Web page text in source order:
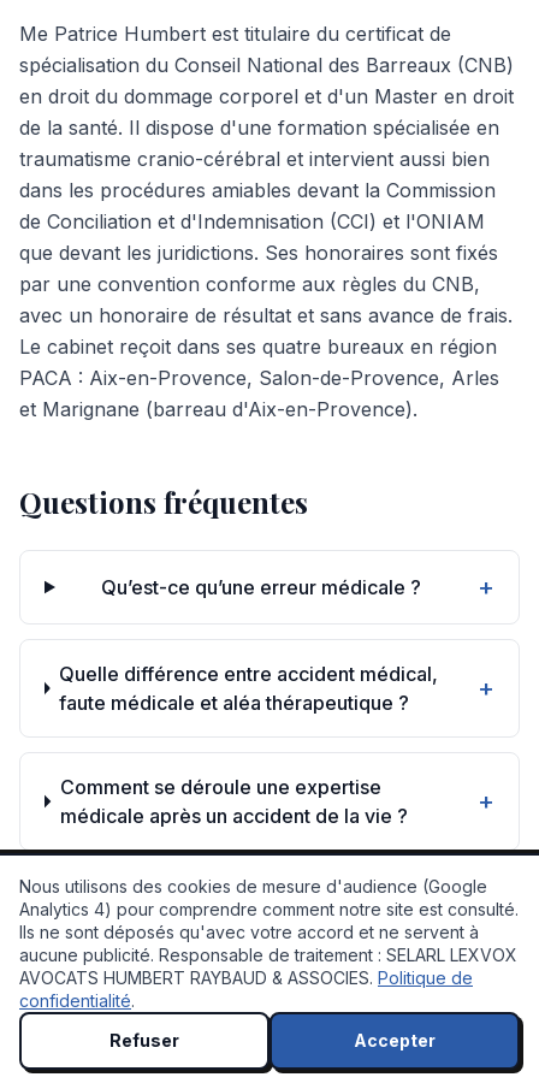
Me Patrice Humbert est titulaire du certificat de
spécialisation du Conseil National des Barreaux (CNB)
en droit du dommage corporel et d'un Master en droit
de la santé. Il dispose d'une formation spécialisée en
traumatisme cranio-cérébral et intervient aussi bien
dans les procédures amiables devant la Commission
de Conciliation et d'Indemnisation (CCI) et l'ONIAM
que devant les juridictions. Ses honoraires sont fixés
par une convention conforme aux règles du CNB,
avec un honoraire de résultat et sans avance de frais.
Le cabinet reçoit dans ses quatre bureaux en région
PACA : Aix-en-Provence, Salon-de-Provence, Arles
et Marignane (barreau d'Aix-en-Provence).
Questions fréquentes
Qu’est-ce qu’une erreur médicale ? +
Quelle différence entre accident médical,
faute médicale et aléa thérapeutique ?
+
Comment se déroule une expertise
médicale après un accident de la vie ?
+
Quels sont les délais pour agir en
indemnisation d’une erreur médicale ?
+
L’indemnisation proposée par l’assureur
est-elle toujours juste ?
Nous utilisons des cookies de mesure d'audience (Google
Analytics 4) pour comprendre comment notre site est consulté.
Ils ne sont déposés qu'avec votre accord et ne servent à
aucune publicité. Responsable de traitement : SELARL LEXVOX
AVOCATS HUMBERT RAYBAUD & ASSOCIES. Politique de
confidentialité.
Refuser
Accepter
💬 À votre service !